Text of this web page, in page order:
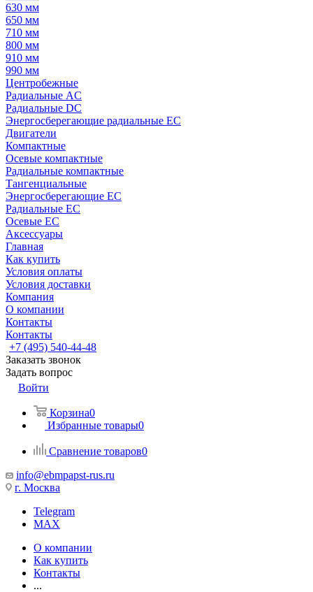
630 мм
650 мм
710 мм
800 мм
910 мм
990 мм
Центробежные
Радиальные AC
Радиальные DC
Энергосберегающие радиальные EC
Двигатели
Компактные
Осевые компактные
Радиальные компактные
Тангенциальные
Энергосберегающие EC
Радиальные EC
Осевые EC
Аксессуары
Главная
Как купить
Условия оплаты
Условия доставки
Компания
О компании
Контакты
Контакты
+7 (495) 540-44-48
Заказать звонок
Задать вопрос
Войти
Корзина0
Избранные товары0
Сравнение товаров0
info@ebmpapst-rus.ru
г. Москва
Telegram
MAX
О компании
Как купить
Контакты
...